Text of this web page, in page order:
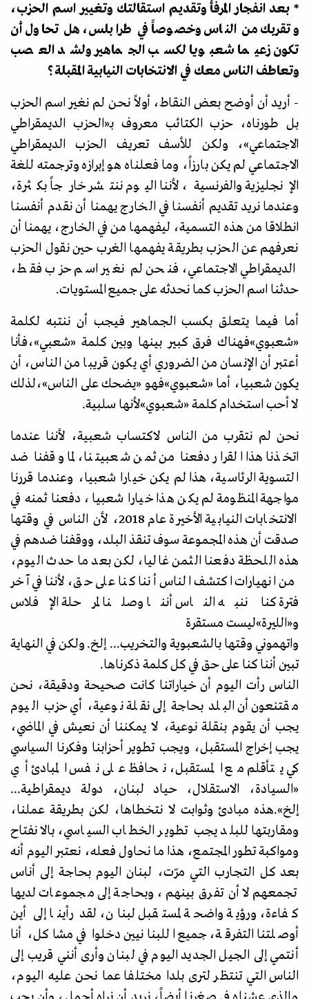
* بعد انفجار المرفأ وتقديم استقالتك وتغيير اسم الحزب،
وتقربك من الناس وخصوصاً في طرابلس، هل تحاول أن
تكون زعيما شعبويا لكسب الجماهير ولشد العصب
وتعاطف الناس معك في الانتخابات النيابية المقبلة؟
- أريد أن أوضح بعض النقاط، أولاً نحن لم نغير اسم الحزب
بل طورناه، حزب الكتائب معروف بـ«الحزب الديمقراطي
الاجتماعي»، ولكن للأسف تعريف الحزب الديمقراطي
الاجتماعي لم يكن بارزاً، وما فعلناه هو إبرازه وترجمته للغة
الإنجليزية والفرنسية، لأننا اليوم ننتشر خارجاً بكثرة،
وعندما نريد تقديم أنفسنا في الخارج يهمنا أن نقدم أنفسنا
انطلاقا من هذه التسمية، ليفهمها من في الخارج، يهمنا أن
نعرفهم عن الحزب بطريقة يفهمها الغرب حين نقول الحزب
الديمقراطي الاجتماعي، فنحن لم نغير اسم حزب فقط،
حدثنا اسم الحزب كما نحدثه على جميع المستويات.
أما فيما يتعلق بكسب الجماهير فيجب أن ننتبه لكلمة
«شعبوي»فهناك فرق كبير بينها وبين كلمة «شعبي»،فأنا
أعتبر أن الإنسان من الضروري أي يكون قريبا من الناس، أن
يكون شعبيا، أما«شعبوي»فهو «يضحك على الناس»،لذلك
لا أحب استخدام كلمة«شعبوي»لأنها سلبية.
نحن لم نتقرب من الناس لاكتساب شعبية، لأننا عندما
اتخذنا هذا القرار دفعنا من ثمن شعبيتنا، لما وقفنا ضد
التسوية الرئاسية، هذا لم يكن خيارا شعبيا، وعندما قررنا
مواجهة المنظومة لم يكن هذا خيارا شعبيا، دفعنا ثمنه في
الانتخابات النيابية الأخيرة عام 2018، لأن الناس في وقتها
صدقت أن هذه المجموعة سوف تنقذ البلد، ووقفنا ضدهم في
هذه اللحظة دفعنا الثمن غاليا، لكن بعد ما حدث اليوم،
من انهيارات اكتشف الناس أننا كنا على حق، لأننا في آخر
فترة كنا ننبه الناس أننا وصلنا لمرحلة الإفلاس
و«الليرة»ليست مستقرة
واتهموني وقتها بالشعبوية والتخريب... إلخ. ولكن في النهاية
تبين أننا كنا على حق في كل كلمة ذكرناها.
الناس رأت اليوم أن خياراتنا كانت صحيحة ودقيقة، نحن
مقتنعون أن البلد بحاجة إلى نقلة نوعية، أي حزب اليوم
يجب أن يقوم بنقلة نوعية، لا يمكننا أن نعيش في الماضي،
يجب إخراج المستقبل، ويجب تطوير أحزابنا وفكرنا السياسي
كي يتأقلم مع المستقبل، نحافظ على نفس المبادئ أي
«السيادة، الاستقلال، حياد لبنان، دولة ديمقراطية...
إلخ».هذه مبادئ وثوابت لا نتخطاها، لكن بطريقة عملنا،
ومقاربتها للبلد يجب تطوير الخطاب السياسي، بالانفتاح
ومواكبة تطور المجتمع، هذا ما نحاول فعله، نعتبر اليوم أنه
بعد كل التجارب التي مرّت، لبنان اليوم بحاجة إلى أناس
تجمعهم لا أن تفرق بينهم، وبحاجة إلى مجموعات لديها
كفاءة، ورؤية واضحة لمستقبل لبنان، لقد رأينا إلى أين
أوصلتنا التفرقة، جميع اللبنانيين دخلوا في مشاكل، أنا
أنتمي إلى الجيل الجديد اليوم في لبنان وأرى أنني قريب إلى
الناس التي تنتظر لترى بلدا مختلفا عما نحن عليه اليوم،